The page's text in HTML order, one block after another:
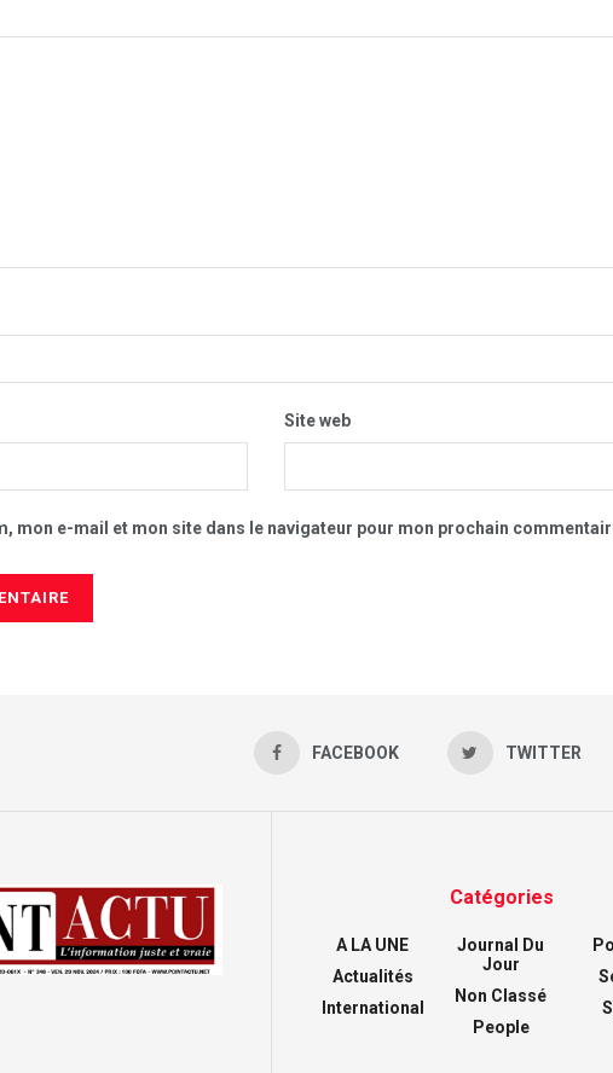
Site web
mon e-mail et mon site dans le navigateur pour mon prochain
FACEBOOK TWITTER
Catégories
A LA UNE
Actualités
International
Journal Du
Jour
Non Classé
People